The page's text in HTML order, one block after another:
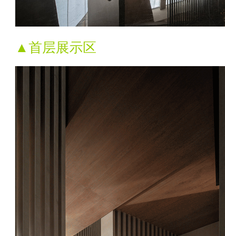
▲首层展示区